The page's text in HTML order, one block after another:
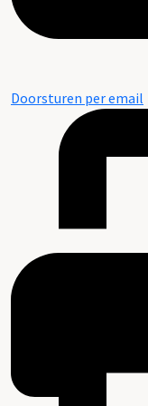
Doorsturen per email